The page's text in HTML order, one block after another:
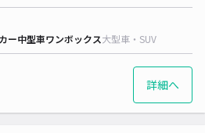
ー中型車ワンボックス大型車・SUV
詳細へ